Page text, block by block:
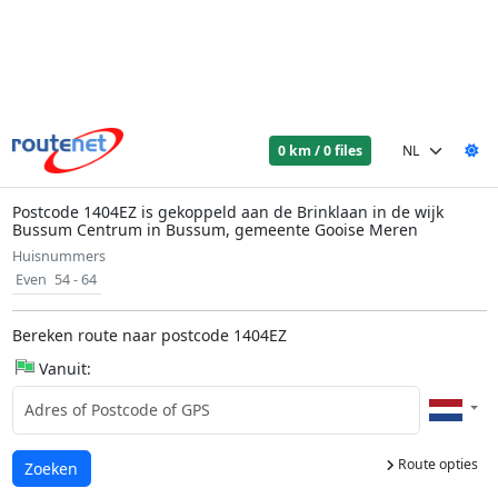
0 km / 0 files
Postcode 1404EZ is gekoppeld aan de Brinklaan in de wijk
Bussum Centrum in Bussum, gemeente Gooise Meren
Huisnummers
Even 54 - 64
Bereken route naar postcode 1404EZ
Vanuit:
Route opties
Laden...
Zoeken